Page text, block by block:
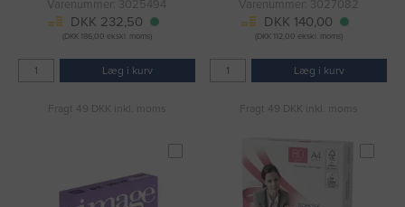
Varenummer: 3025494
DKK 232,50
(DKK 186,00 ekskl. moms)
Læg i kurv
Fragt 49 DKK inkl. moms
Varenummer: 3027082
DKK 140,00
(DKK 112,00 ekskl. moms)
Læg i kurv
Fragt 49 DKK inkl. moms